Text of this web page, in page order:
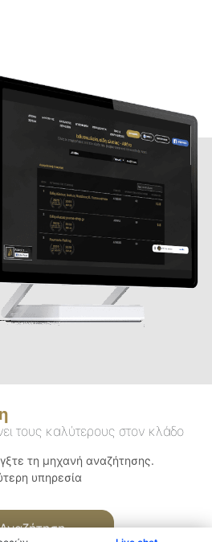
τους καλύτερους στον κλάδο
τη μηχανή αναζήτησης.
υπηρεσία
Αναζήτηση